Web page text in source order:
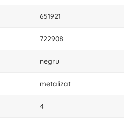
651921
722908
negru
metalizat
4